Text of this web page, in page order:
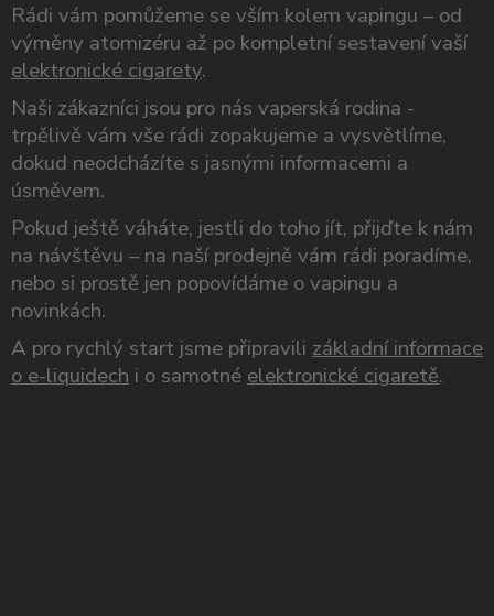
Rádi vám pomůžeme se vším kolem vapingu – od
výměny atomizéru až po kompletní sestavení vaší
elektronické cigarety.
Naši zákazníci jsou pro nás vaperská rodina -
trpělivě vám vše rádi zopakujeme a vysvětlíme,
dokud neodcházíte s jasnými informacemi a
úsměvem.
Pokud ještě váháte, jestli do toho jít, přijďte k nám
na návštěvu – na naší prodejně vám rádi poradíme,
nebo si prostě jen popovídáme o vapingu a
novinkách.
A pro rychlý start jsme připravili základní informace
o e-liquidech i o samotné elektronické cigaretě.